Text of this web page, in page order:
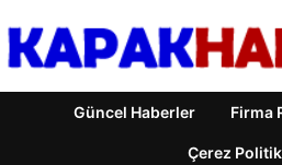
Güncel Haberler Firma
Çerez